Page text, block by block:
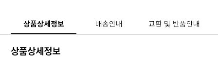
상품상세정보 배송안내 교환 및 반품안내
상품상세정보